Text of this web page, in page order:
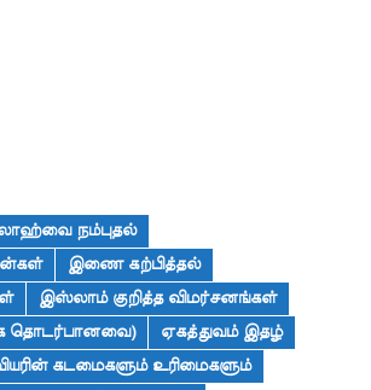
நம்புதல்
இணை கற்பித்தல்
இஸ்லாம் குறித்த விமர்சனங்கள்
தொடர்பானவை)
ஏகத்துவம் இதழ்
கடமைகளும் உரிமைகளும்